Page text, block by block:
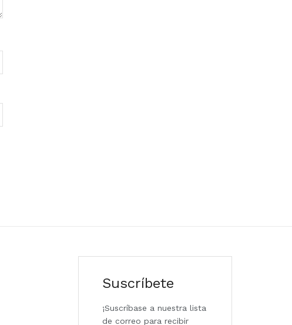
Suscríbete
¡Suscríbase a nuestra lista
de correo para recibir